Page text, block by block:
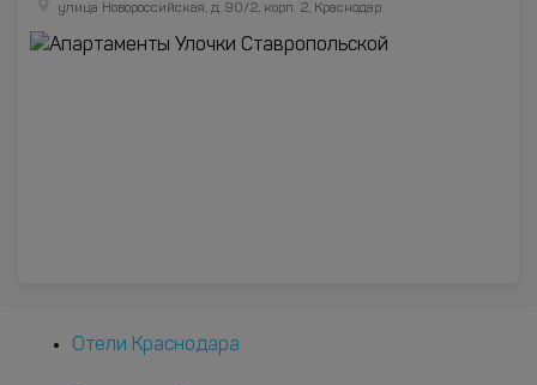
улица Новороссийская, д. 90/2, корп. 2, Краснодар
Отели Краснодара